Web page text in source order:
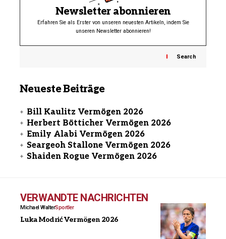
Newsletter abonnieren
Erfahren Sie als Erster von unseren neuesten Artikeln, indem Sie
unseren Newsletter abonnieren!
Search
Neueste Beiträge
Bill Kaulitz Vermögen 2026
Herbert Bötticher Vermögen 2026
Emily Alabi Vermögen 2026
Seargeoh Stallone Vermögen 2026
Shaiden Rogue Vermögen 2026
VERWANDTE NACHRICHTEN
Michael WalterSportler
Luka Modrić Vermögen 2026